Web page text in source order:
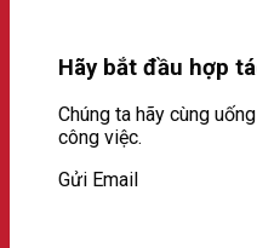
Hãy bắt đầu hợp
Chúng ta hãy cùng
công việc.
Gửi Email